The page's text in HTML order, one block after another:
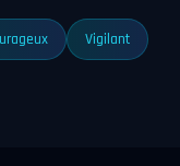
Vigilant